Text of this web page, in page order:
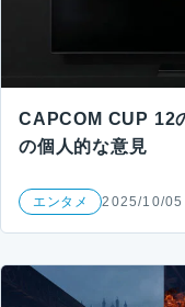
CAPCOM CUP 12
の個人的な意見
エンタメ 2025/10/05